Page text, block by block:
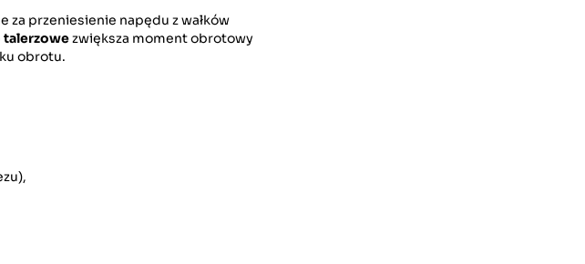
przeniesienie napędu z wałków
talerzowezwiększa moment obrotowy
obrotu.